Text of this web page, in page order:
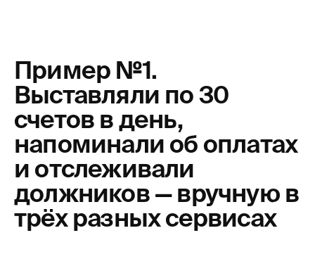
Пример №1.
Выставляли по 30
счетов в день,
напоминали об оплатах
и отслеживали
должников — вручную в
трёх разных сервисах